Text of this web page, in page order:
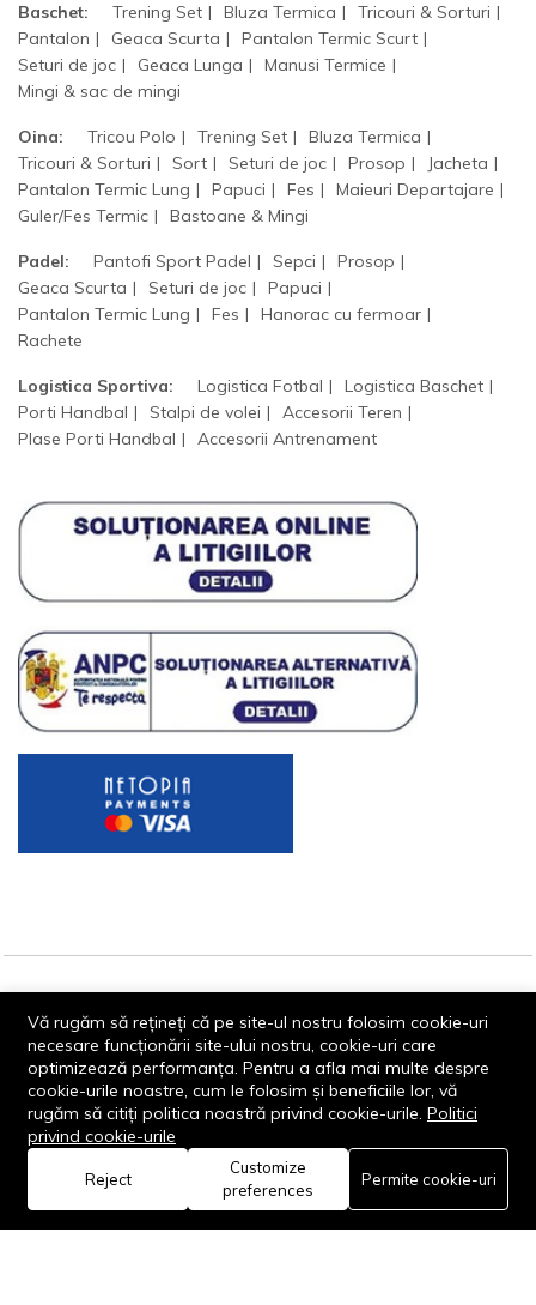
Baschet: Trening Set Bluza Termica
Tricouri & Sorturi
Pantalon
Geaca Scurta
Pantalon Termic Scurt
Seturi de joc
Geaca Lunga
Manusi Termice
Mingi & sac de mingi
Oina: Tricou Polo Trening Set
Bluza Termica
Tricouri & Sorturi
Sort Seturi de joc Prosop
Jacheta
Pantalon Termic Lung
Papuci Fes
Maieuri Departajare
Guler/Fes Termic
Bastoane & Mingi
Padel: Pantofi Sport Padel Sepci
Prosop
Geaca Scurta
Seturi de joc
Papuci
Pantalon Termic Lung
Fes
Hanorac cu fermoar
Rachete
Logistica Sportiva: Logistica Fotbal
Logistica Baschet
Porti Handbal
Stalpi de volei
Accesorii Teren
Plase Porti Handbal
Accesorii Antrenament
© 2013-2026 - Dornik Total Services S.R.L. CUI 32211812
Reg.Com. J13/1996/2013, Str. Transilvaniei, Nr. 19A
Rămâi conectat:
Acasă Categorie
0
Coș Favorite Cont
Vă rugăm să rețineți că pe site-ul nostru folosim cookie-uri
necesare funcționării site-ului nostru, cookie-uri care
optimizează performanța. Pentru a afla mai multe despre
cookie-urile noastre, cum le folosim și beneficiile lor, vă
rugăm să citiți politica noastră privind cookie-urile. Politici
privind cookie-urile
Reject
Customize
preferences
Permite cookie-uri